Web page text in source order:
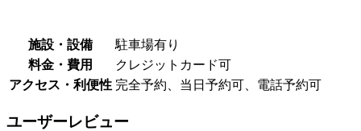
施設・設備
駐車場有り
料金・費用
クレジットカード可
アクセス・利便性 完全予約、当日予約可、電話予約可
ユーザーレビュー